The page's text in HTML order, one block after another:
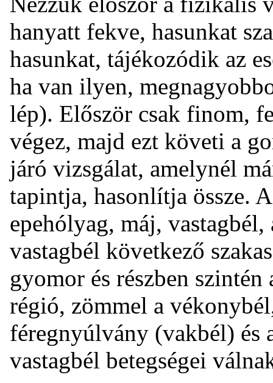
hanyatt fekve, hasunkat
hasunkat, tájékozódik az
ha van ilyen,
lép). Először csak finom,
végez, majd ezt követi a
járó vizsgálat, amelynél
tapintja, hasonlítja össze.
epehólyag, máj,
vastagbél következő
gyomor és részben
régió, zömmel a
féregnyúlvány (vakbél) és
vastagbél betegségei